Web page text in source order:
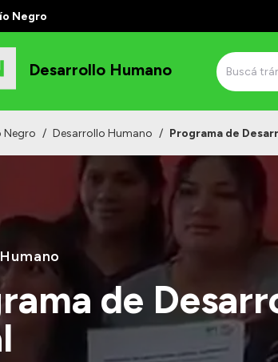
Negro
Desarrollo Humano
Negro / Desarrollo Humano / Programa de
de